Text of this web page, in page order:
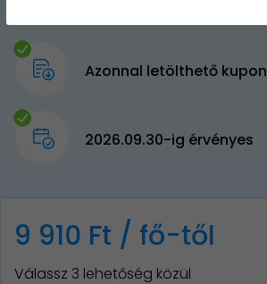
Azonnal letölthető kupon
2026.09.30-ig érvényes
9 910 Ft / fő-től
Válassz 3 lehetőség közül